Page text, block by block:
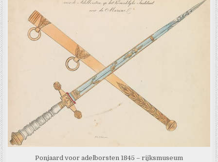
Ponjaard voor adelborsten 1845 – rijksmuseum